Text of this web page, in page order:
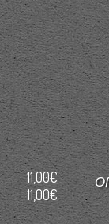
11,00€
11,00€